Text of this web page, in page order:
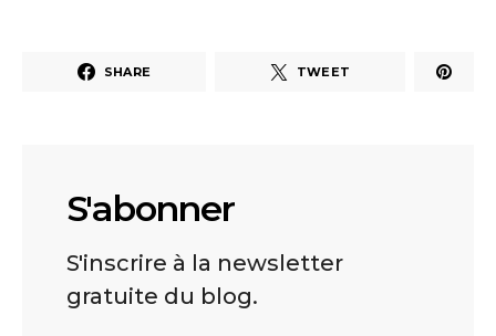
SHARE TWEET
S'abonner
S'inscrire à la newsletter
gratuite du blog.